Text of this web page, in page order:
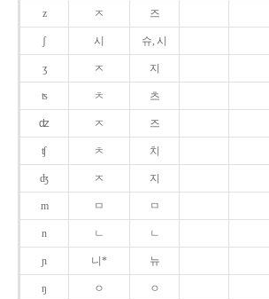
z ㅈ 즈
ʃ 시 슈, 시
ʒ ㅈ 지
ʦ ㅊ 츠
ʣ ㅈ 즈
ʧ ㅊ 치
ʤ ㅈ 지
m ㅁ ㅁ
n ㄴ ㄴ
ɲ 니* 뉴
ŋ ㅇ ㅇ